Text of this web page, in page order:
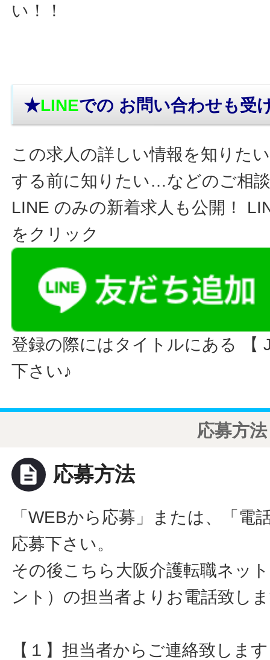
い！！
★LINEでの お問い合わせも受
この求人の詳しい情報を知りた
する前に知りたい…などのご相
LINE のみの新着求人も公開！
をクリック
登録の際にはタイトルにある 【
下さい♪
応募方法
description 応募方法
「WEBから応募」または、「電
応募下さい。
その後こちら大阪介護転職ネッ
ント）の担当者よりお電話致し
【１】担当者からご連絡致します